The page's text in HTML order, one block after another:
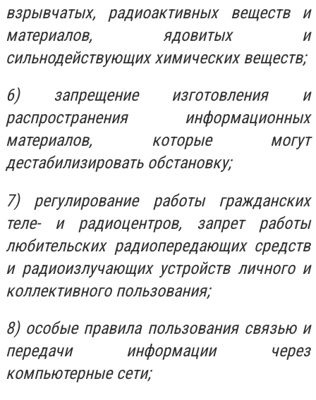
взрывчатых, радиоактивных веществ и
материалов, ядовитых и
сильнодействующих химических веществ;
6) запрещение изготовления и
распространения информационных
материалов, которые могут
дестабилизировать обстановку;
7) регулирование работы гражданских
теле- и радиоцентров, запрет работы
любительских радиопередающих средств
и радиоизлучающих устройств личного и
коллективного пользования;
8) особые правила пользования связью и
передачи информации через
компьютерные сети;